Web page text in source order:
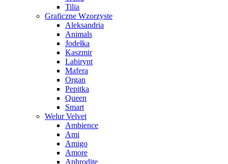
Tilia
Graficzne Wzorzyste
Aleksandria
Animals
Jodełka
Kaszmir
Labirynt
Mafera
Organ
Pepitka
Queen
Smart
Welur Velvet
Ambience
Ami
Amigo
Amore
Aphrodite